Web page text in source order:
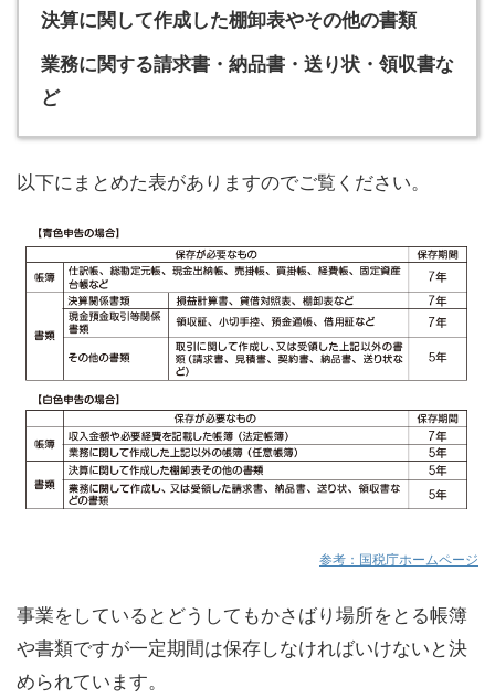
決算に関して作成した棚卸表やその他の書類
業務に関する請求書・納品書・送り状・領収書な
ど
以下にまとめた表がありますのでご覧ください。
参考：国税庁ホームページ
事業をしているとどうしてもかさばり場所をとる帳簿
や書類ですが一定期間は保存しなければいけないと決
められています。